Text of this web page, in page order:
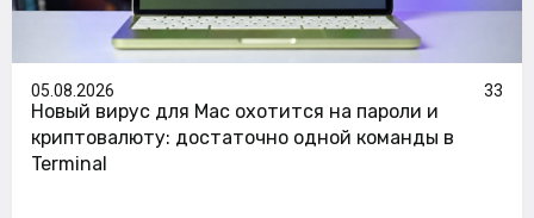
05.08.2026 33
Новый вирус для Mac охотится на пароли и
криптовалюту: достаточно одной команды в
Terminal